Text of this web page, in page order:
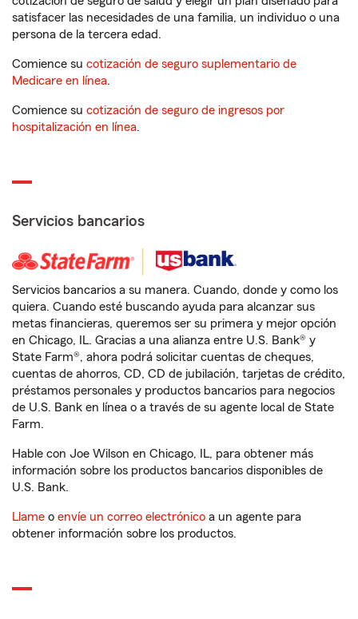
satisfacer las necesidades de una familia, un individuo o una
persona de la tercera edad.
Comience su cotización de seguro suplementario de
Medicare en línea.
Comience su cotización de seguro de ingresos por
hospitalización en línea.
Servicios bancarios
Servicios bancarios a su manera. Cuando, donde y como los
quiera. Cuando esté buscando ayuda para alcanzar sus
metas financieras, queremos ser su primera y mejor opción
en Chicago, IL. Gracias a una alianza entre U.S. Bank® y
State Farm®, ahora podrá solicitar cuentas de cheques,
cuentas de ahorros, CD, CD de jubilación, tarjetas de crédito,
préstamos personales y productos bancarios para negocios
de U.S. Bank en línea o a través de su agente local de State
Farm.
Hable con Joe Wilson en Chicago, IL, para obtener más
información sobre los productos bancarios disponibles de
U.S. Bank.
Llame o envíe un correo electrónico a un agente para
obtener información sobre los productos.